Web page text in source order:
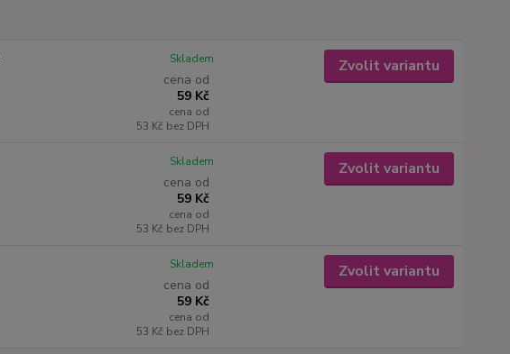
cena od
59 Kč
cena od
53 Kč bez DPH
Skladem Zvolit variantu
cena od
59 Kč
cena od
53 Kč bez DPH
Skladem Zvolit variantu
cena od
59 Kč
cena od
53 Kč bez DPH
Skladem Zvolit variantu